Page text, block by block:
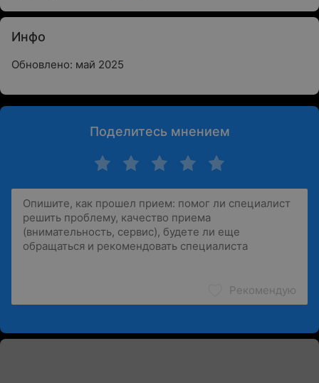
Инфо
Обновлено: май 2025
Поделитесь мнением
Рекомендую